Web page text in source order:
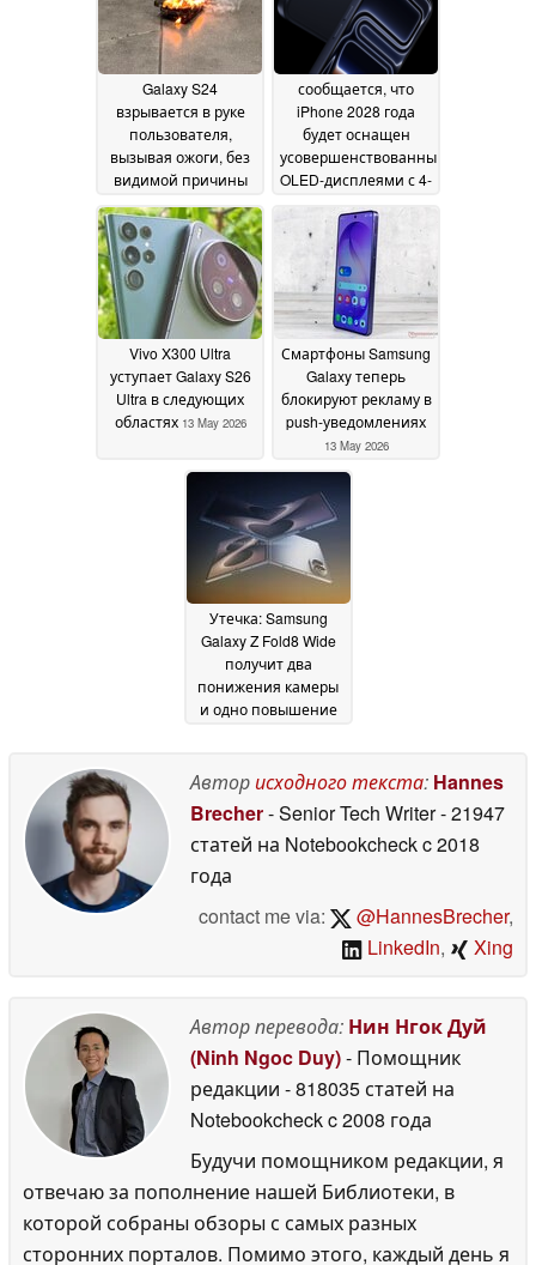
Galaxy S24
взрывается в руке
пользователя,
вызывая ожоги, без
видимой причины
14
May 2026
сообщается, что
iPhone 2028 года
будет оснащен
усовершенствованными
OLED-дисплеями с 4-
14 May 2026
Vivo X300 Ultra
уступает Galaxy S26
Ultra в следующих
областях 13 May 2026
Смартфоны Samsung
Galaxy теперь
блокируют рекламу в
push-уведомлениях
13 May 2026
Утечка: Samsung
Galaxy Z Fold8 Wide
получит два
понижения камеры
и одно повышение
Авторисходного текста: Hannes
Brecher- Senior Tech Writer- 21947
статей на Notebookcheckc 2018
года
contact me via:
@HannesBrecher,
LinkedIn, Xing
Автор перевода: Нин Нгок Дуй
(Ninh Ngoc Duy)- Помощник
редакции - 818035 статей на
Notebookcheckc 2008 года
Будучи помощником редакции, я
отвечаю за пополнение нашей Библиотеки, в
которой собраны обзоры с самых разных
сторонних порталов. Помимо этого, каждый день я